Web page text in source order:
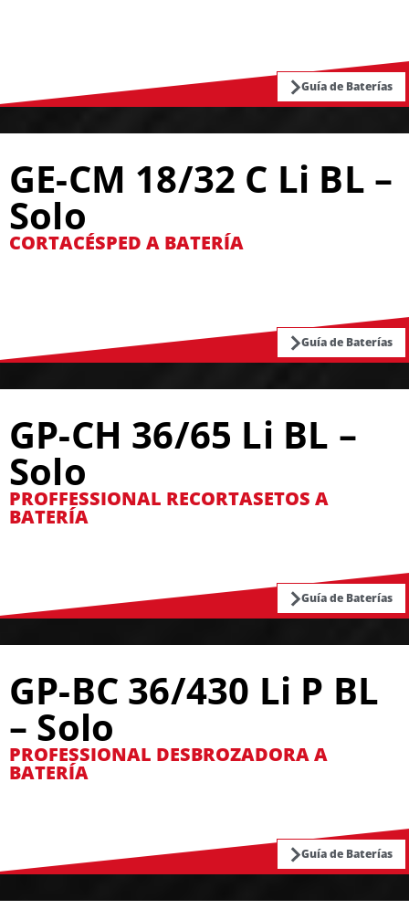
Guía de Baterías
GE-CM 18/32 C Li BL –
Solo
CORTACÉSPED A BATERÍA
Guía de Baterías
GP-CH 36/65 Li BL –
Solo
PROFFESSIONAL RECORTASETOS A
BATERÍA
Guía de Baterías
GP-BC 36/430 Li P BL
– Solo
PROFESSIONAL DESBROZADORA A
BATERÍA
Guía de Baterías